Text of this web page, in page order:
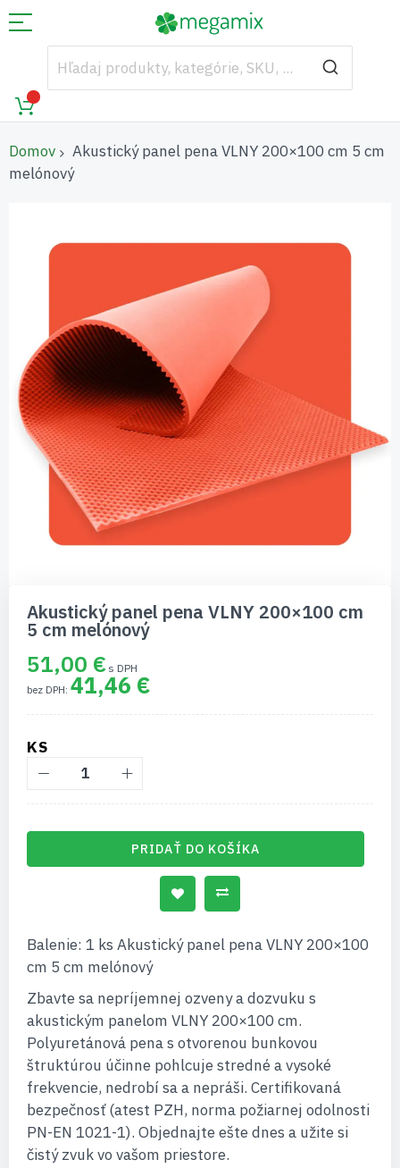
Domov
Akustický panel pena VLNY 200×100 cm 5 cm
melónový
začiatok
galérie
Akustický panel pena VLNY 200×100 cm
5 cm melónový
51,00 €
41,46 €
KS
PRIDAŤ DO KOŠÍKA
Balenie: 1 ks Akustický panel pena VLNY 200×100
cm 5 cm melónový
Zbavte sa nepríjemnej ozveny a dozvuku s
akustickým panelom VLNY 200×100 cm.
Polyuretánová pena s otvorenou bunkovou
štruktúrou účinne pohlcuje stredné a vysoké
frekvencie, nedrobí sa a nepráši. Certifikovaná
bezpečnosť (atest PZH, norma požiarnej odolnosti
PN-EN 1021-1). Objednajte ešte dnes a užite si
čistý zvuk vo vašom priestore.